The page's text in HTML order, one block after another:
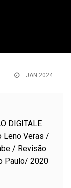
JAN 2024
DIGITALE
Leno Veras /
/ Revisão
Paulo/ 2020